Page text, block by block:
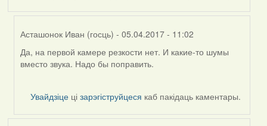
Асташонок Иван (госць) - 05.04.2017 - 11:02
In
reply
Да, на первой камере резкости нет. И какие-то шумы
вместо звука. Надо бы поправить.
Увайдзіце цізарэгіструйцеся каб пакідаць каментары.